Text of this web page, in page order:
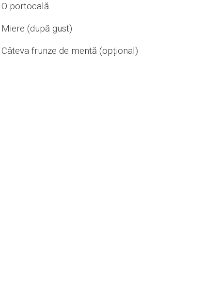
O portocală
Miere (după gust)
Câteva frunze de mentă (opțional)